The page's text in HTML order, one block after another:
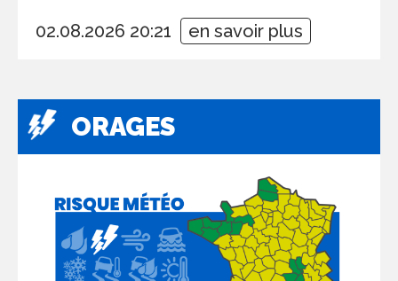
02.08.2026 20:21 en savoir plus
ORAGES